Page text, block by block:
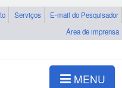
Serviços
E-mail do Pesquisador
Área de imprensa
MENU